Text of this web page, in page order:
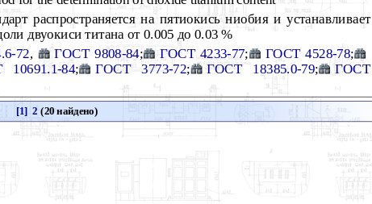
распространяется на пятиокись ниобия и устанавливает
двуокиси титана от 0.005 до 0.03 %
72, ГОСТ 9808-84; ГОСТ 4233-77; ГОСТ 4528-78;
84; ГОСТ 3773-72; ГОСТ 18385.0-79;
ГОСТ
[1] 2 (20 найдено)